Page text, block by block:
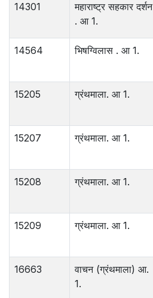
14301
महाराष्ट्र सहकार दर्शन
. आ 1.
14564 भिषग्विलास . आ 1.
15205 ग्रंथमाला. आ 1.
15207 ग्रंथमाला. आ 1.
15208 ग्रंथमाला. आ 1.
15209 ग्रंथमाला. आ 1.
16663
वाचन (ग्रंथमाला) आ.
1.